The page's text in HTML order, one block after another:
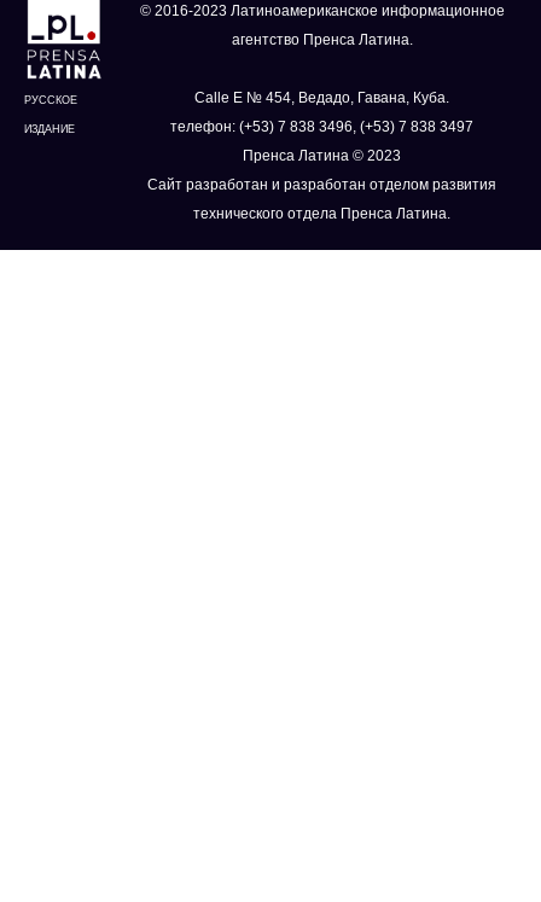
РУССКОЕ
ИЗДАНИЕ
© 2016-2023 Латиноамериканское информационное
агентство Пренса Латина.
Calle E № 454, Ведадо, Гавана, Куба.
телефон: (+53) 7 838 3496, (+53) 7 838 3497
Пренса Латина © 2023
Сайт разработан и разработан отделом развития
технического отдела Пренса Латина.